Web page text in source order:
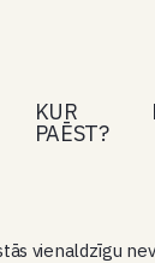
KUR
PAĒST?
vienaldzīgu